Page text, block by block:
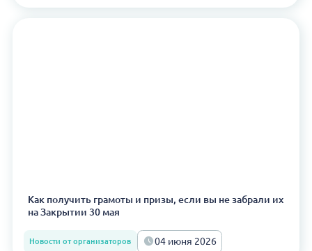
Как получить грамоты и призы, если вы не забрали их
на Закрытии 30 мая
Новости от организаторов 04 июня 2026